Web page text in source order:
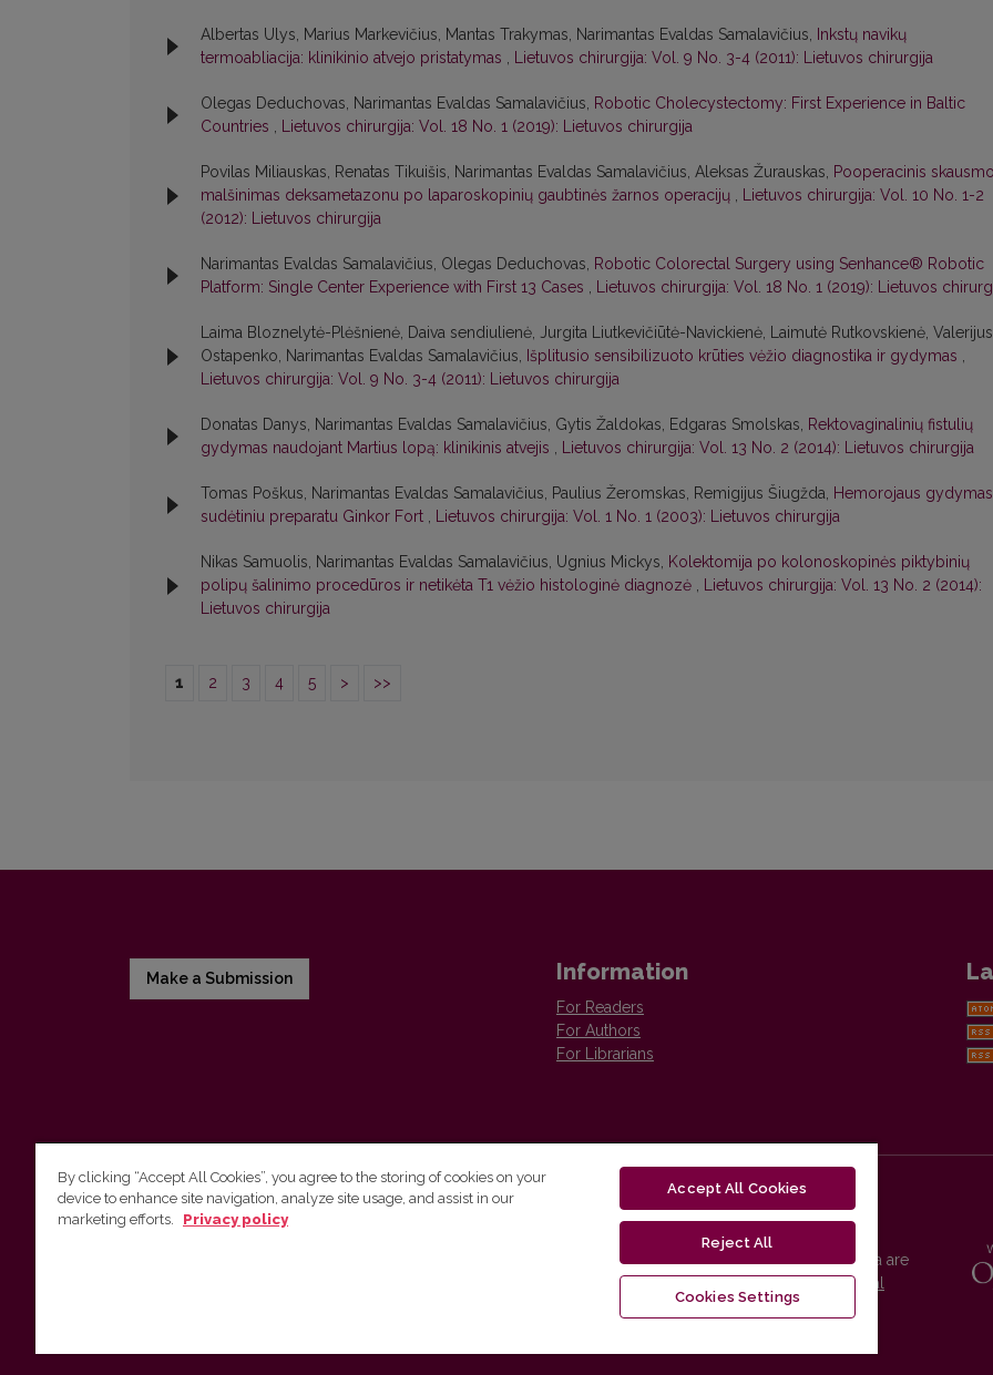
Albertas Ulys, Marius Markevičius, Mantas Trakymas, Narimantas Evaldas Samalavičius, Inkstų navikų
termoabliacija: klinikinio atvejo pristatymas , Lietuvos chirurgija: Vol. 9 No. 3-4 (2011): Lietuvos chirurgija
Olegas Deduchovas, Narimantas Evaldas Samalavičius, Robotic Cholecystectomy: First Experience in Baltic
Countries , Lietuvos chirurgija: Vol. 18 No. 1 (2019): Lietuvos chirurgija
Povilas Miliauskas, Renatas Tikuišis, Narimantas Evaldas Samalavičius, Aleksas Žurauskas, Pooperacinis skausmo
malšinimas deksametazonu po laparoskopinių gaubtinės žarnos operacijų , Lietuvos chirurgija: Vol. 10 No. 1-2
(2012): Lietuvos chirurgija
Narimantas Evaldas Samalavičius, Olegas Deduchovas, Robotic Colorectal Surgery using Senhance® Robotic
Platform: Single Center Experience with First 13 Cases , Lietuvos chirurgija: Vol. 18 No. 1 (2019): Lietuvos
Laima Bloznelytė-Plėšnienė, Daiva sendiulienė, Jurgita Liutkevičiūtė-Navickienė, Laimutė Rutkovskienė, Valerijus
Ostapenko, Narimantas Evaldas Samalavičius, Išplitusio sensibilizuoto krūties vėžio diagnostika ir gydymas ,
Lietuvos chirurgija: Vol. 9 No. 3-4 (2011): Lietuvos chirurgija
Donatas Danys, Narimantas Evaldas Samalavičius, Gytis Žaldokas, Edgaras Smolskas, Rektovaginalinių fistulių
gydymas naudojant Martius lopą: klinikinis atvejis , Lietuvos chirurgija: Vol. 13 No. 2 (2014): Lietuvos chirurgija
Tomas Poškus, Narimantas Evaldas Samalavičius, Paulius Žeromskas, Remigijus Šiugžda, Hemorojaus gydymas
sudėtiniu preparatu Ginkor Fort , Lietuvos chirurgija: Vol. 1 No. 1 (2003): Lietuvos chirurgija
Nikas Samuolis, Narimantas Evaldas Samalavičius, Ugnius Mickys, Kolektomija po kolonoskopinės piktybinių
polipų šalinimo procedūros ir netikėta T1 vėžio histologinė diagnozė , Lietuvos chirurgija: Vol. 13 No. 2 (2014):
Lietuvos chirurgija
1 2 3 4 5 > >>
Make a Submission Information
For Readers
For Authors
For Librarians
Vilnius University Press
Vilnius University Press platform and metadata are
distributed by
Creative Commons International
By clicking “Accept All Cookies”, you agree to the storing of cookies on your
device to enhance site navigation, analyze site usage, and assist in our
marketing efforts.
Privacy policy
Accept All Cookies
Reject All
Cookies Settings